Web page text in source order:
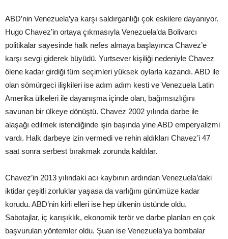
ABD’nin Venezuela’ya karşı saldırganlığı çok eskilere dayanıyor.
Hugo Chavez’in ortaya çıkmasıyla Venezuela’da Bolivarcı
politikalar sayesinde halk nefes almaya başlayınca Chavez’e
karşı sevgi giderek büyüdü. Yurtsever kişiliği nedeniyle Chavez
ölene kadar girdiği tüm seçimleri yüksek oylarla kazandı. ABD ile
olan sömürgeci ilişkileri ise adım adım kesti ve Venezuela Latin
Amerika ülkeleri ile dayanışma içinde olan, bağımsızlığını
savunan bir ülkeye dönüştü. Chavez 2002 yılında darbe ile
alaşağı edilmek istendiğinde işin başında yine ABD emperyalizmi
vardı. Halk darbeye izin vermedi ve rehin aldıkları Chavez’i 47
saat sonra serbest bırakmak zorunda kaldılar.
Chavez’in 2013 yılındaki acı kaybının ardından Venezuela’daki
iktidar çeşitli zorluklar yaşasa da varlığını günümüze kadar
korudu. ABD’nin kirli elleri ise hep ülkenin üstünde oldu.
Sabotajlar, iç karışıklık, ekonomik terör ve darbe planları en çok
başvurulan yöntemler oldu. Şuan ise Venezuela’ya bombalar